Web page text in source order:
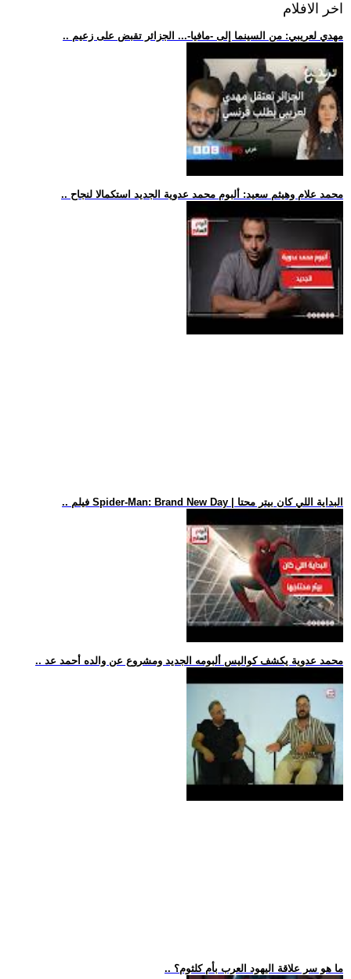
اخر الافلام
.. مهدي لعريبي: من السينما إلى -مافيا-... الجزائر تقبض على زعيم
.. محمد علام وهيثم سعيد: ألبوم محمد عدوية الجديد استكمالا لنجاح
.. فيلم Spider-Man: Brand New Day | البداية اللي كان بيتر محتا
.. محمد عدوية يكشف كواليس ألبومه الجديد ومشروع عن والده أحمد عد
.. ما هو سر علاقة اليهود العرب بأم كلثوم؟